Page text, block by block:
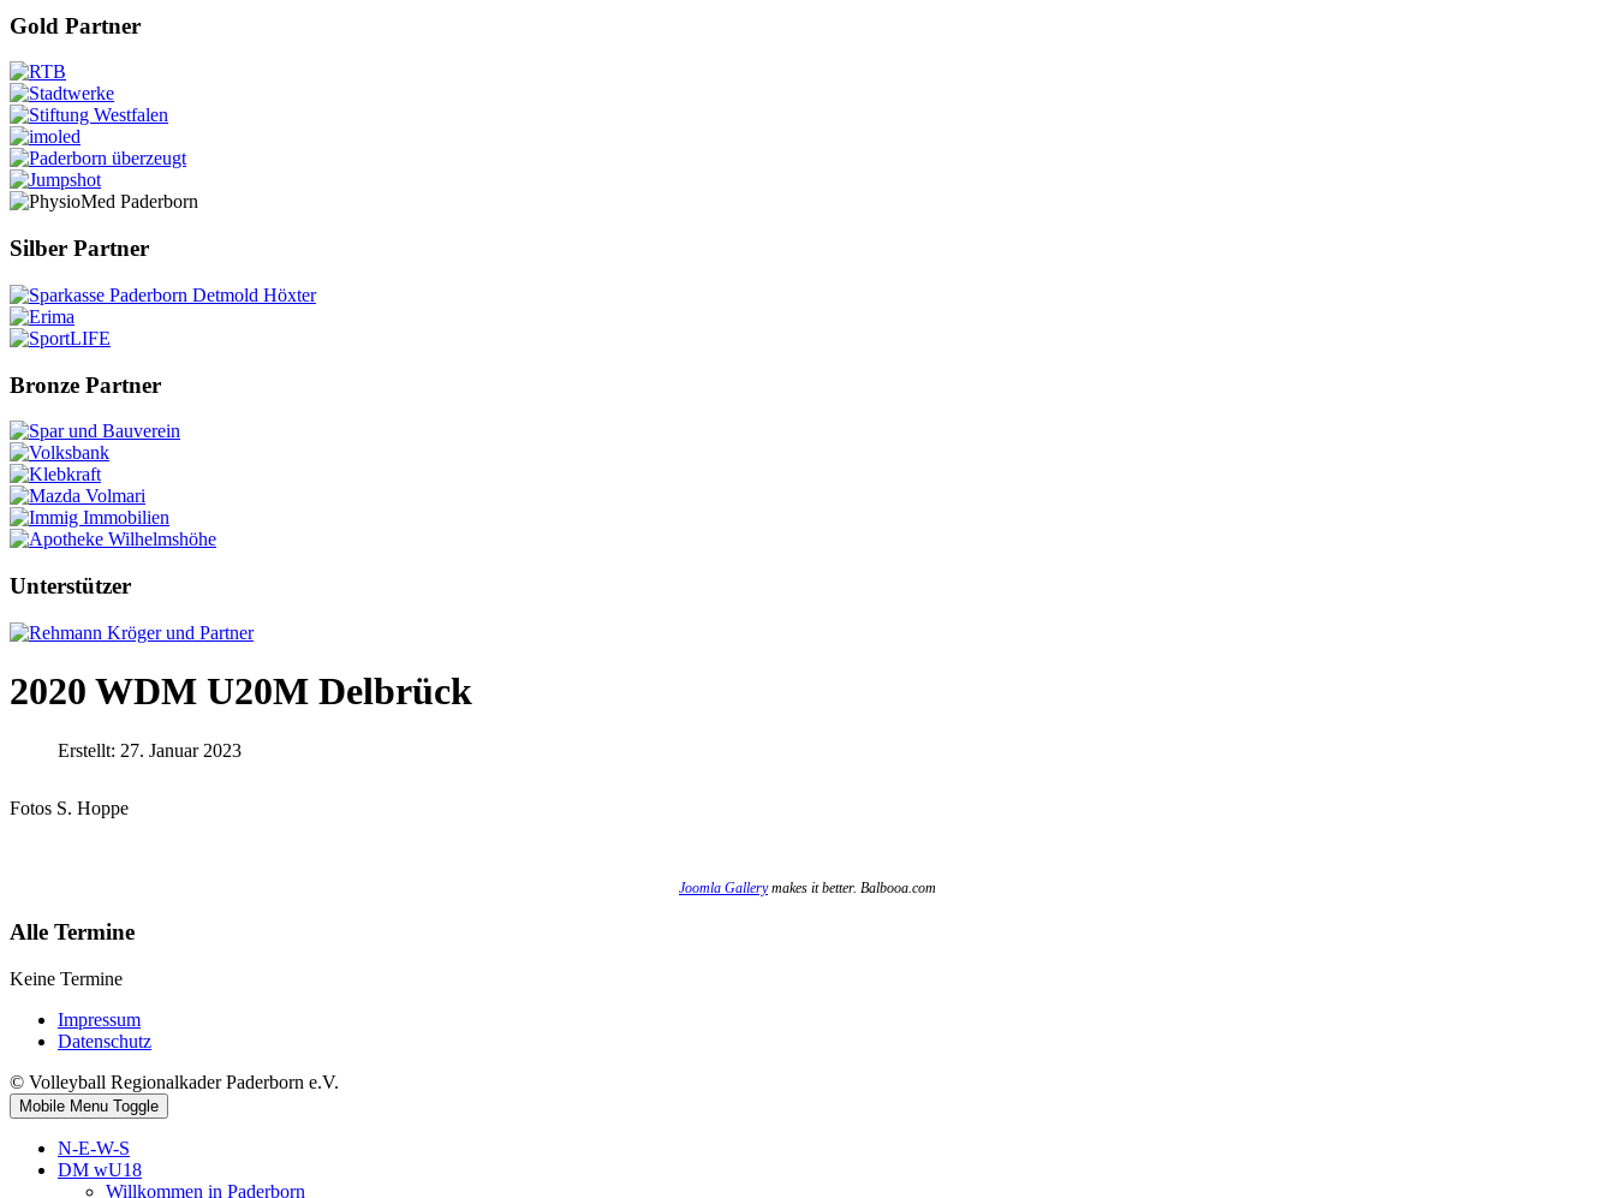
Gold Partner
Silber Partner
Bronze Partner
Unterstützer
2020 WDM U20M Delbrück
Erstellt: 27. Januar 2023
Fotos S. Hoppe
Joomla Gallerymakes it better. Balbooa.com
Alle Termine
Keine Termine
Impressum
Datenschutz
© Volleyball Regionalkader Paderborn e.V.
Mobile Menu Toggle
N-E-W-S
DM wU18
Willkommen in Paderborn